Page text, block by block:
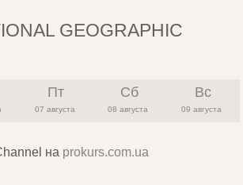
GEOGRAPHIC
Пт
07 августа
Сб
08 августа
Вс
09 августа
на prokurs.com.ua